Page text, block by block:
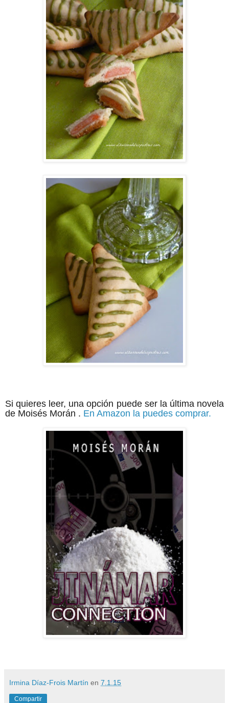
Si quieres leer, una opción puede ser la última novela
de Moisés Morán . En Amazon la puedes comprar.
Irmina Díaz-Frois Martín en 7.1.15
Compartir